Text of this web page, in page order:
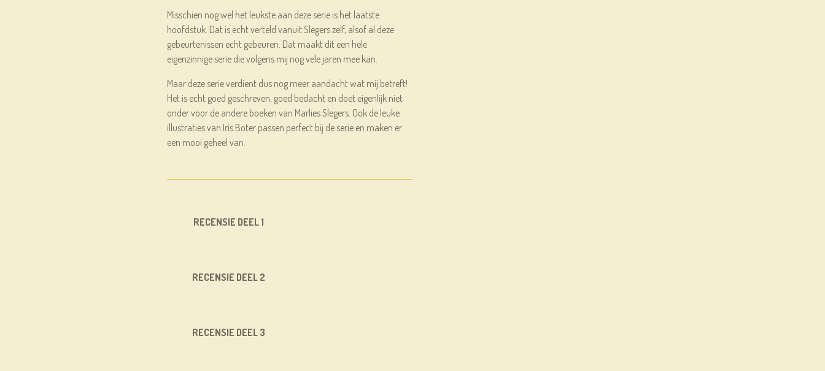
Misschien nog wel het leukste aan deze serie is het laatste
hoofdstuk. Dat is echt verteld vanuit Slegers zelf, alsof al deze
gebeurtenissen echt gebeuren. Dat maakt dit een hele
eigenzinnige serie die volgens mij nog vele jaren mee kan.
Maar deze serie verdient dus nog meer aandacht wat mij betreft!
Het is echt goed geschreven, goed bedacht en doet eigenlijk niet
onder voor de andere boeken van Marlies Slegers. Ook de leuke
illustraties van Iris Boter passen perfect bij de serie en maken er
een mooi geheel van.
RECENSIE DEEL 1
RECENSIE DEEL 2
RECENSIE DEEL 3